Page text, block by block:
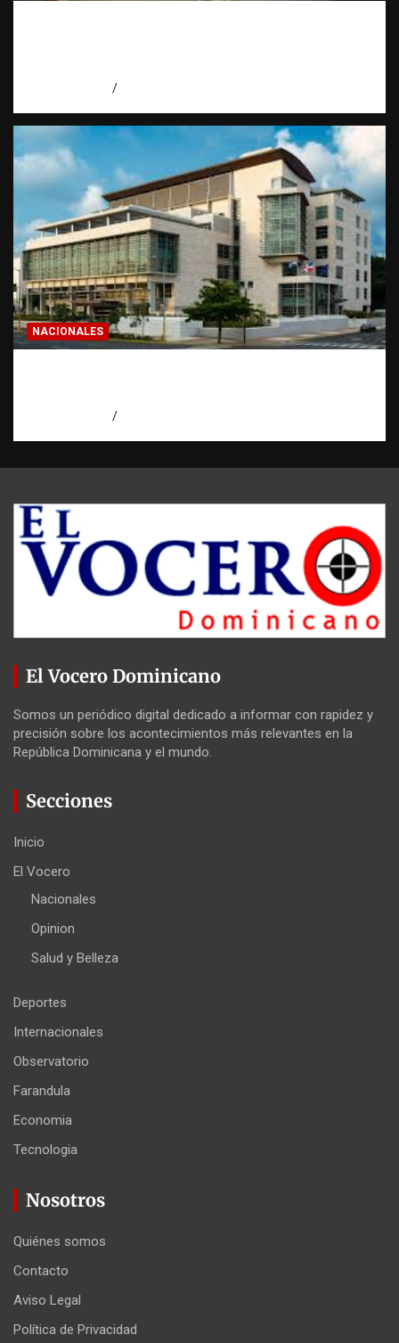
NACIONALES
El Vocero Dominicano
Somos un periódico digital dedicado a informar con rapidez y
precisión sobre los acontecimientos más relevantes en la
República Dominicana y el mundo.
Secciones
Inicio
El Vocero
Nacionales
Opinion
Salud y Belleza
Deportes
Internacionales
Observatorio
Farandula
Economia
Tecnologia
Nosotros
Quiénes somos
Contacto
Aviso Legal
Política de Privacidad